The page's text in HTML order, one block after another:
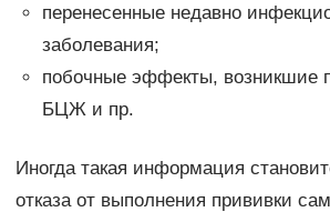
перенесенные недавно
заболевания;
побочные эффекты, возникшие
БЦЖ и пр.
Иногда такая информация
отказа от выполнения прививки